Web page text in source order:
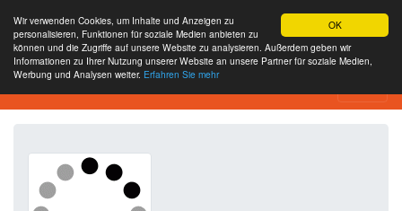
OK
Wir verwenden Cookies, um Inhalte und Anzeigen zu
personalisieren, Funktionen für soziale Medien anbieten zu
können und die Zugriffe auf unsere Website zu analysieren. Außerdem geben wir
Informationen zu Ihrer Nutzung unserer Website an unsere Partner für soziale Medien,
Werbung und Analysen weiter. Erfahren Sie mehr
Free SEO Testing Tool